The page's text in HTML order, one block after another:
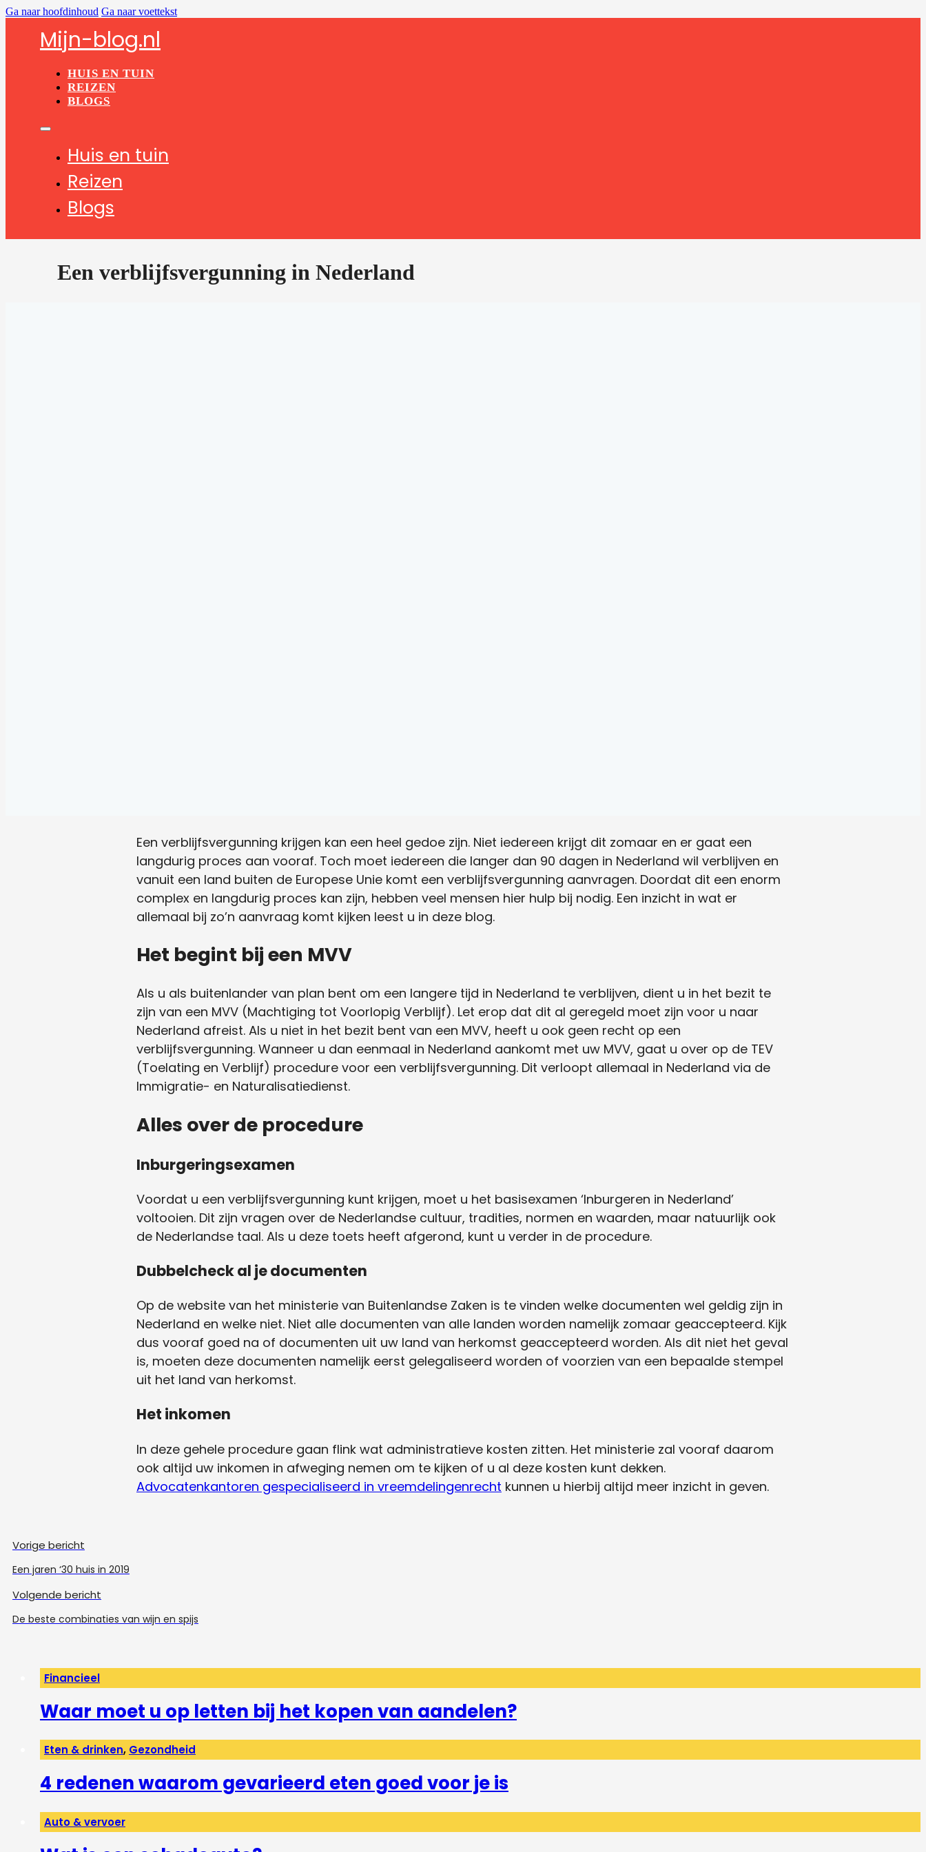
Ga naar hoofdinhoud Ga naar voettekst
Mijn-blog.nl
HUIS EN TUIN
REIZEN
BLOGS
Huis en tuin
Reizen
Blogs
Een verblijfsvergunning in Nederland
Een verblijfsvergunning krijgen kan een heel gedoe zijn. Niet iedereen krijgt dit zomaar en er gaat een
langdurig proces aan vooraf. Toch moet iedereen die langer dan 90 dagen in Nederland wil verblijven en
vanuit een land buiten de Europese Unie komt een verblijfsvergunning aanvragen. Doordat dit een enorm
complex en langdurig proces kan zijn, hebben veel mensen hier hulp bij nodig. Een inzicht in wat er
allemaal bij zo’n aanvraag komt kijken leest u in deze blog.
Het begint bij een MVV
Als u als buitenlander van plan bent om een langere tijd in Nederland te verblijven, dient u in het bezit te
zijn van een MVV (Machtiging tot Voorlopig Verblijf). Let erop dat dit al geregeld moet zijn voor u naar
Nederland afreist. Als u niet in het bezit bent van een MVV, heeft u ook geen recht op een
verblijfsvergunning. Wanneer u dan eenmaal in Nederland aankomt met uw MVV, gaat u over op de TEV
(Toelating en Verblijf) procedure voor een verblijfsvergunning. Dit verloopt allemaal in Nederland via de
Immigratie- en Naturalisatiedienst.
Alles over de procedure
Inburgeringsexamen
Voordat u een verblijfsvergunning kunt krijgen, moet u het basisexamen ‘Inburgeren in Nederland’
voltooien. Dit zijn vragen over de Nederlandse cultuur, tradities, normen en waarden, maar natuurlijk ook
de Nederlandse taal. Als u deze toets heeft afgerond, kunt u verder in de procedure.
Dubbelcheck al je documenten
Op de website van het ministerie van Buitenlandse Zaken is te vinden welke documenten wel geldig zijn in
Nederland en welke niet. Niet alle documenten van alle landen worden namelijk zomaar geaccepteerd. Kijk
dus vooraf goed na of documenten uit uw land van herkomst geaccepteerd worden. Als dit niet het geval
is, moeten deze documenten namelijk eerst gelegaliseerd worden of voorzien van een bepaalde stempel
uit het land van herkomst.
Het inkomen
In deze gehele procedure gaan flink wat administratieve kosten zitten. Het ministerie zal vooraf daarom
ook altijd uw inkomen in afweging nemen om te kijken of u al deze kosten kunt dekken.
Advocatenkantoren gespecialiseerd in vreemdelingenrecht kunnen u hierbij altijd meer inzicht in geven.
Vorige bericht
Een jaren ‘30 huis in 2019
Volgende bericht
De beste combinaties van wijn en spijs
Financieel
Waar moet u op letten bij het kopen van aandelen?
Eten & drinken, Gezondheid
4 redenen waarom gevarieerd eten goed voor je is
Auto & vervoer